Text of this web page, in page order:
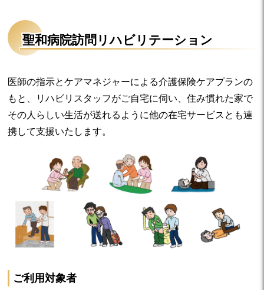
聖和病院訪問リハビリテーション
医師の指示とケアマネジャーによる介護保険ケアプランの
もと、リハビリスタッフがご自宅に伺い、住み慣れた家で
その人らしい生活が送れるように他の在宅サービスとも連
携して支援いたします。
ご利用対象者